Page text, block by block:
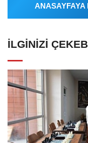
ANASAYFAYA
İLGINIZI